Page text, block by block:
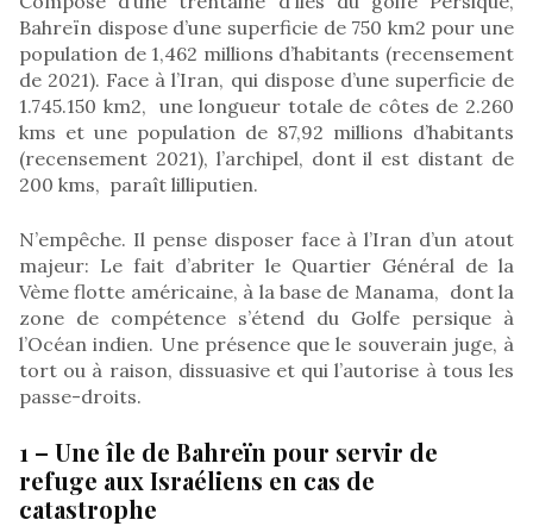
Bahreïn dispose d’une superficie de 750 km2 pour une
population de 1,462 millions d’habitants (recensement
de 2021). Face à l’Iran, qui dispose d’une superficie de
1.745.150 km2, une longueur totale de côtes de 2.260
kms et une population de 87,92 millions d’habitants
(recensement 2021), l’archipel, dont il est distant de
200 kms, paraît lilliputien.
N’empêche. Il pense disposer face à l’Iran d’un atout
majeur: Le fait d’abriter le Quartier Général de la
Vème flotte américaine, à la base de Manama, dont la
zone de compétence s’étend du Golfe persique à
l’Océan indien. Une présence que le souverain juge, à
tort ou à raison, dissuasive et qui l’autorise à tous les
passe-droits.
1 – Une île de Bahreïn pour servir de
refuge aux Israéliens en cas de
catastrophe